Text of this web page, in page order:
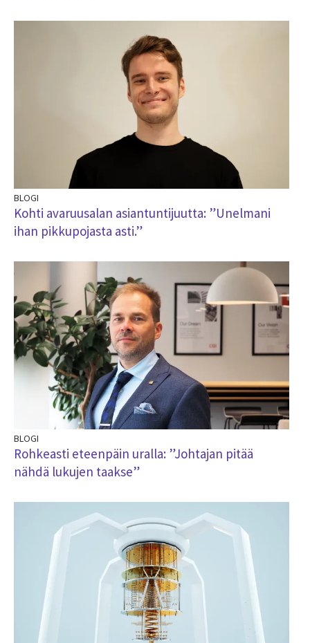
BLOGI
Kohti avaruusalan asiantuntijuutta: ”Unelmani
ihan pikkupojasta asti.”
BLOGI
Rohkeasti eteenpäin uralla: ”Johtajan pitää
nähdä lukujen taakse”